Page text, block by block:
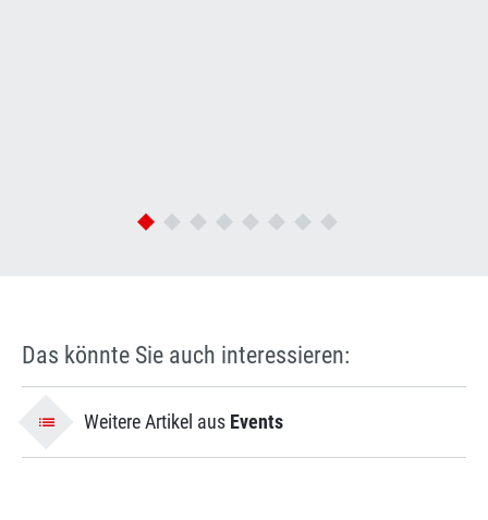
Das könnte Sie auch interessieren:
Weitere Artikel aus Events